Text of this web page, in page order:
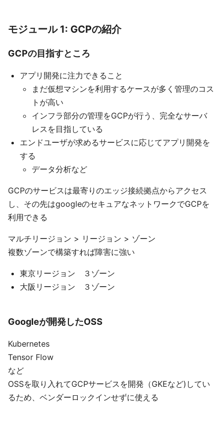
モジュール 1: GCPの紹介
GCPの目指すところ
アプリ開発に注力できること
まだ仮想マシンを利用するケースが多く管理のコス
トが高い
インフラ部分の管理をGCPが行う、完全なサーバ
レスを目指している
エンドユーザが求めるサービスに応じてアプリ開発を
する
データ分析など
GCPのサービスは最寄りのエッジ接続拠点からアクセス
し、その先はgoogleのセキュアなネットワークでGCPを
利用できる
マルチリージョン > リージョン > ゾーン
複数ゾーンで構築すれば障害に強い
東京リージョン ３ゾーン
大阪リージョン ３ゾーン
Googleが開発したOSS
Kubernetes
Tensor Flow
など
OSSを取り入れてGCPサービスを開発（GKEなど)してい
るため、ベンダーロックインせずに使える